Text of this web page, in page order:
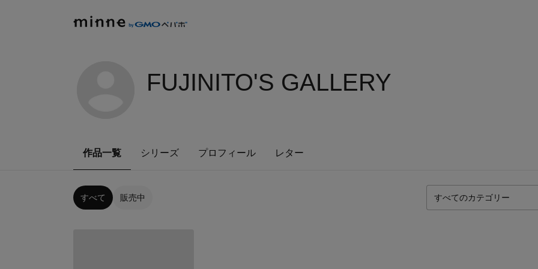
FUJINITO'S GALLERY
作品一覧 シリーズ プロフィール レター
すべて 販売中